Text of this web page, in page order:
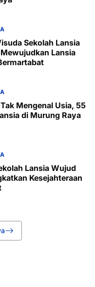
Sekolah Lansia
Lansia
Mengenal Usia, 55
di Murung Raya
Lansia Wujud
Kesejahteraan